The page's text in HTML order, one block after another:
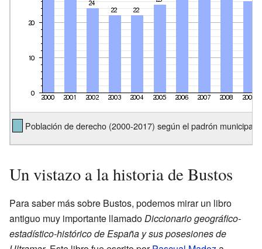
Población de derecho (2000-2017) según el padrón municipal
Un vistazo a la historia de Bustos
Para saber más sobre Bustos, podemos mirar un libro
antiguo muy importante llamado Diccionario geográfico-
estadístico-histórico de España y sus posesiones de